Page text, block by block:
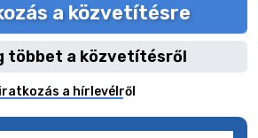
a közvetítésre
többet a közvetítésről
a hírlevélről